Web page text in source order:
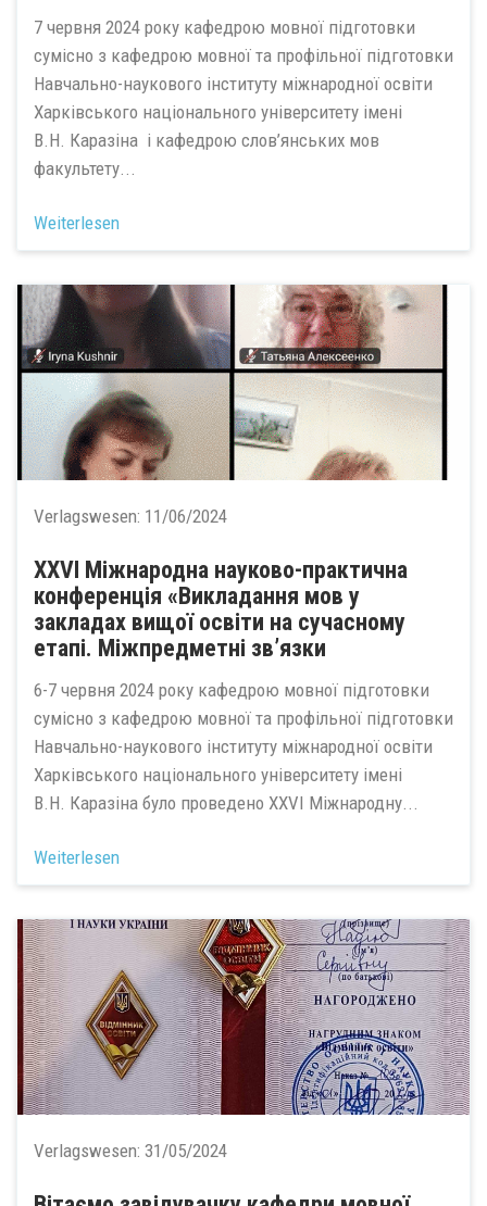
7 червня 2024 року кафедрою мовної підготовки
сумісно з кафедрою мовної та профільної підготовки
Навчально-наукового інституту міжнародної освіти
Харківського національного університету імені
В.Н. Каразіна і кафедрою слов’янських мов
факультету...
Weiterlesen
Verlagswesen: 11/06/2024
XXVІ Міжнародна науково-практична
конференція «Викладання мов у
закладах вищої освіти на сучасному
етапі. Міжпредметні зв’язки
6-7 червня 2024 року кафедрою мовної підготовки
сумісно з кафедрою мовної та профільної підготовки
Навчально-наукового інституту міжнародної освіти
Харківського національного університету імені
В.Н. Каразіна було проведено XXVІ Міжнародну...
Weiterlesen
Verlagswesen: 31/05/2024